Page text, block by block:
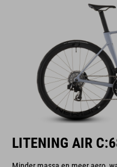
LITENING AIR
Minder massa en meer aero,